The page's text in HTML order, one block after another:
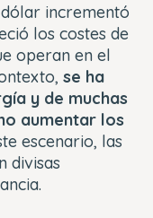
incrementó
los costes de
operan en el
se ha
y de muchas
aumentar los
escenario, las
divisas